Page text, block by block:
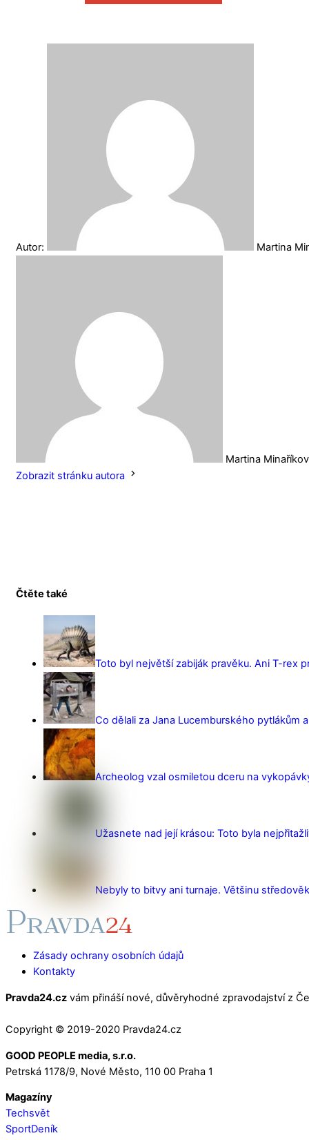
Autor: Martina
Martina
Zobrazit stránku autora
Čtěte také
Toto byl největší zabiják pravěku. Ani T-rex
Co dělali za Jana Lucemburského pytlákům
Archeolog vzal osmiletou dceru na
Užasnete nad její krásou: Toto byla
Nebyly to bitvy ani turnaje. Většinu
Zásady ochrany osobních údajů
Kontakty
Pravda24.cz vám přináší nové, důvěryhodné zpravodajství z
Copyright © 2019-2020 Pravda24.cz
GOOD PEOPLE media, s.r.o.
Petrská 1178/9, Nové Město, 110 00 Praha 1
Magazíny
Techsvět
SportDeník